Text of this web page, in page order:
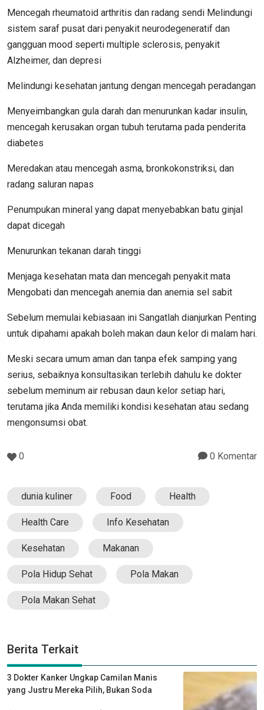
Mencegah rheumatoid arthritis dan radang sendi Melindungi
sistem saraf pusat dari penyakit neurodegeneratif dan
gangguan mood seperti multiple sclerosis, penyakit
Alzheimer, dan depresi
Melindungi kesehatan jantung dengan mencegah peradangan
Menyeimbangkan gula darah dan menurunkan kadar insulin,
mencegah kerusakan organ tubuh terutama pada penderita
diabetes
Meredakan atau mencegah asma, bronkokonstriksi, dan
radang saluran napas
Penumpukan mineral yang dapat menyebabkan batu ginjal
dapat dicegah
Menurunkan tekanan darah tinggi
Menjaga kesehatan mata dan mencegah penyakit mata
Mengobati dan mencegah anemia dan anemia sel sabit
Sebelum memulai kebiasaan ini Sangatlah dianjurkan Penting
untuk dipahami apakah boleh makan daun kelor di malam hari.
Meski secara umum aman dan tanpa efek samping yang
serius, sebaiknya konsultasikan terlebih dahulu ke dokter
sebelum meminum air rebusan daun kelor setiap hari,
terutama jika Anda memiliki kondisi kesehatan atau sedang
mengonsumsi obat.
0 0 Komentar
dunia kuliner Food Health
Health Care Info Kesehatan
Kesehatan Makanan
Pola Hidup Sehat Pola Makan
Pola Makan Sehat
Berita Terkait
3 Dokter Kanker Ungkap Camilan Manis
yang Justru Mereka Pilih, Bukan Soda